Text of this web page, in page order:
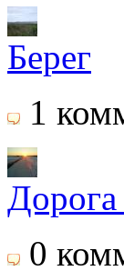
Берег
1
Дорога
0